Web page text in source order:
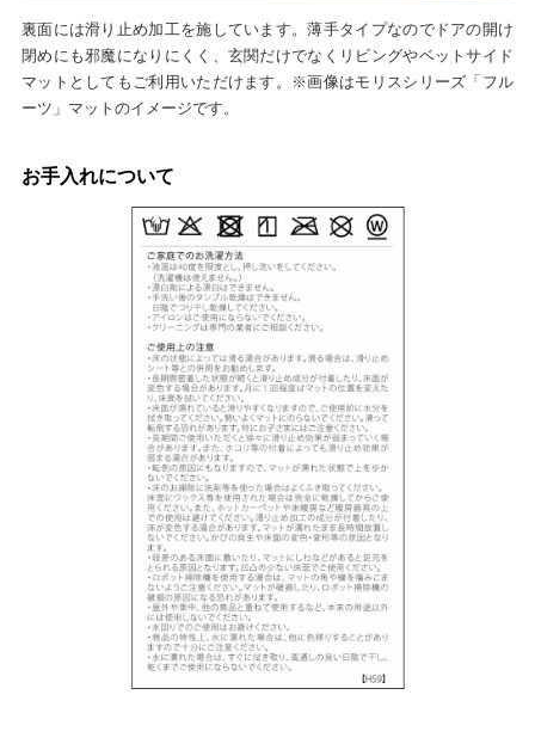
裏面には滑り止め加工を施しています。薄手タイプなのでドアの開け
閉めにも邪魔になりにくく、玄関だけでなくリビングやベットサイド
マットとしてもご利用いただけます。※画像はモリスシリーズ「フル
ーツ」マットのイメージです。
お手入れについて